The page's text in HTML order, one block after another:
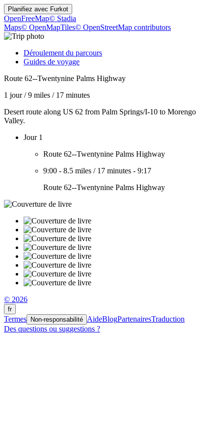
Planifiez avec Furkot
OpenFreeMap© Stadia
Maps© OpenMapTiles© OpenStreetMap contributors
Déroulement du parcours
Guides de voyage
Route 62--Twentynine Palms Highway
1 jour/9 miles / 17 minutes
Desert route along US 62 from Palm Springs/I-10 to Morengo
Valley.
Jour 1
Route 62--Twentynine Palms Highway
9:00 - 8.5 miles / 17 minutes - 9:17
Route 62--Twentynine Palms Highway
© 2026
fr
Termes Non-responsabilité AideBlogPartenairesTraduction
Des questions ou suggestions ?